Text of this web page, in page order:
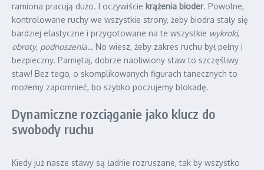
ramiona pracują dużo. I oczywiście krążenia bioder. Powolne,
kontrolowane ruchy we wszystkie strony, żeby biodra stały się
bardziej elastyczne i przygotowane na te wszystkie wykroki,
obroty, podnoszenia… No wiesz, żeby zakres ruchu był pełny i
bezpieczny. Pamiętaj, dobrze naoliwiony staw to szczęśliwy
staw! Bez tego, o skomplikowanych figurach tanecznych to
możemy zapomnieć, bo szybko poczujemy blokadę.
Dynamiczne rozciąganie jako klucz do
swobody ruchu
Kiedy już nasze stawy są ładnie rozruszane, tak by wszystko